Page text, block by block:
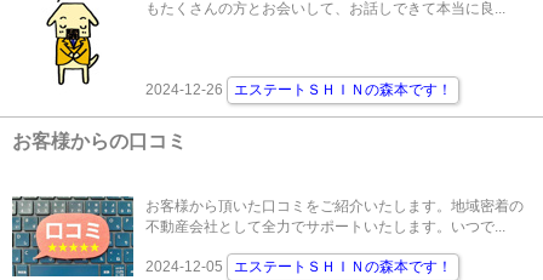
もたくさんの方とお会いして、お話しできて本当に良...
2024-12-26 エステートＳＨＩＮの森本です！
お客様からの口コミ
お客様から頂いた口コミをご紹介いたします。地域密着の
不動産会社として全力でサポートいたします。いつで...
2024-12-05 エステートＳＨＩＮの森本です！